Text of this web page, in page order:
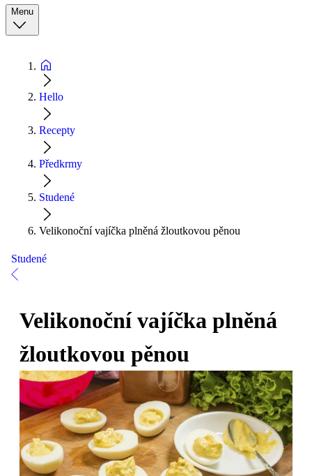
Menu
Hello
Recepty
Předkrmy
Studené
Velikonoční vajíčka plněná žloutkovou pěnou
Studené
Velikonoční vajíčka plněná
žloutkovou pěnou